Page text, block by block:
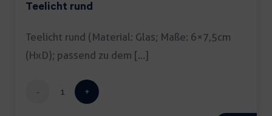
Teelicht rund
Teelicht rund (Material: Glas; Maße: 6×7,5cm
(HxD); passend zu dem […]
Teelicht